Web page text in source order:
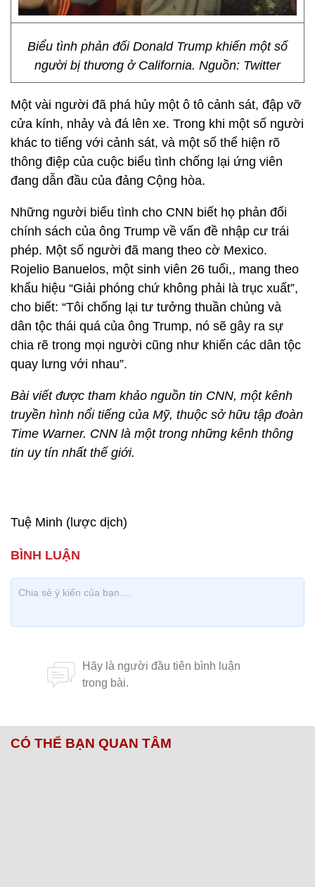
Biểu tình phản đối Donald Trump khiến một số
người bị thương ở California. Nguồn: Twitter
Một vài người đã phá hủy một ô tô cảnh sát, đập vỡ
cửa kính, nhảy và đá lên xe. Trong khi một số người
khác to tiếng với cảnh sát, và một số thể hiện rõ
thông điệp của cuộc biểu tình chống lại ứng viên
đang dẫn đầu của đảng Cộng hòa.
Những người biểu tình cho CNN biết họ phản đối
chính sách của ông Trump về vấn đề nhập cư trái
phép. Một số người đã mang theo cờ Mexico.
Rojelio Banuelos, một sinh viên 26 tuổi,, mang theo
khẩu hiệu “Giải phóng chứ không phải là trục xuất”,
cho biết: “Tôi chống lại tư tưởng thuần chủng và
dân tộc thái quá của ông Trump, nó sẽ gây ra sự
chia rẽ trong mọi người cũng như khiến các dân tộc
quay lưng với nhau”.
Bài viết được tham khảo nguồn tin CNN, một kênh
truyền hình nổi tiếng của Mỹ, thuộc sở hữu tập đoàn
Time Warner. CNN là một trong những kênh thông
tin uy tín nhất thế giới.
Tuệ Minh (lược dịch)
CÓ THỂ BẠN QUAN TÂM